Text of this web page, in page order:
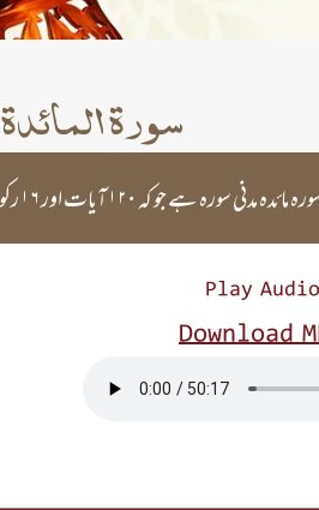
سورۃ المائدۃ
اور ۱۶ رکوع پر مشتمل ہے۔ ترجمہ: مولانا فتح محمد جالندھری
Play Audio
Download